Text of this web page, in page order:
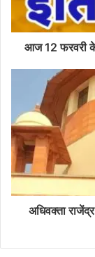
आज 12 फरवरी के
अधिवक्ता